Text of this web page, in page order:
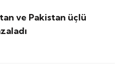
ve Pakistan üçlü